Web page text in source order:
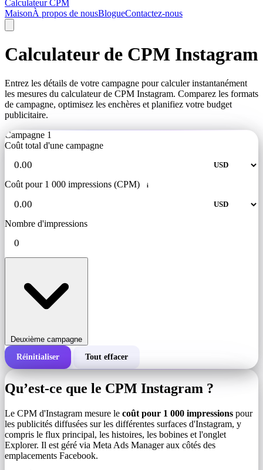
Calculateur CPM
MaisonÀ propos de nousBlogueContactez-nous
Calculateur de CPM Instagram
Entrez les détails de votre campagne pour calculer instantanément
les mesures du calculateur de CPM Instagram. Comparez les formats
de campagne, optimisez les enchères et planifiez votre budget
publicitaire.
Campagne 1
Coût total d'une campagne
Coût pour 1 000 impressions (CPM) i
Nombre d'impressions
Deuxième campagne
Coût total d'une campagne
Nombre d'impressions
Réinitialiser Tout effacer
Qu’est-ce que le CPM Instagram ?
Le CPM d'Instagram mesure le coût pour 1 000 impressions pour
les publicités diffusées sur les différentes surfaces d'Instagram, y
compris le flux principal, les histoires, les bobines et l'onglet
Explorer. Il est géré via Meta Ads Manager aux côtés des
emplacements Facebook.